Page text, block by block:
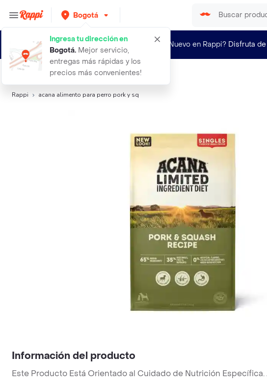
Bogotá
Ingresa tu dirección en
Bogotá. Mejor servicio,
entregas más rápidas y los
precios más convenientes!
¿Nuevo en Rappi? Disfruta de
Búsquedas relacionadas:Alimento para perros
Rappi acana alimento para perro pork y sq
Información del producto
Este Producto Está Orientado al Cuidado de Nutrición